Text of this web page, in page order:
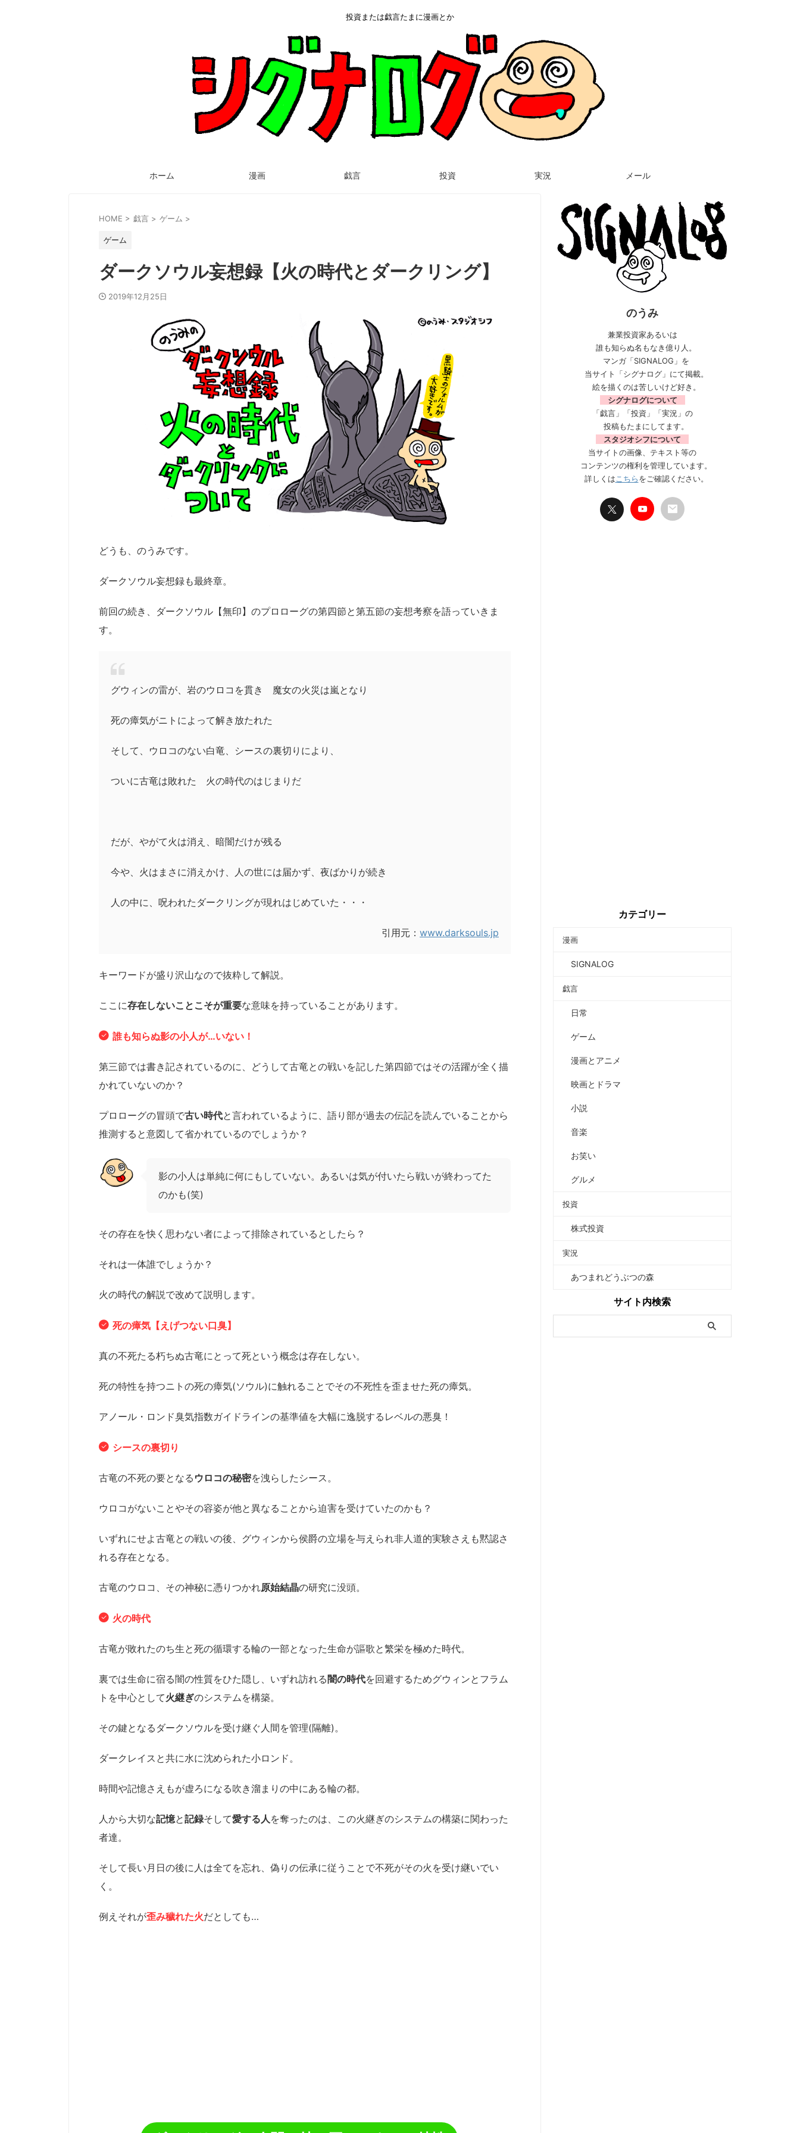
投資または戯言たまに漫画とか
ホーム 漫画 戯言 投資 実況 メール
HOME > 戯言 > ゲーム >
ゲーム
ダークソウル妄想録【火の時代とダークリング】
2019年12月25日
どうも、のうみです。
ダークソウル妄想録も最終章。
前回の続き、ダークソウル【無印】のプロローグの第四節と第五節の妄想考察を語っていきま
す。
グウィンの雷が、岩のウロコを貫き 魔女の火災は嵐となり
死の瘴気がニトによって解き放たれた
そして、ウロコのない白竜、シースの裏切りにより、
ついに古竜は敗れた 火の時代のはじまりだ
だが、やがて火は消え、暗闇だけが残る
今や、火はまさに消えかけ、人の世には届かず、夜ばかりが続き
人の中に、呪われたダークリングが現れはじめていた・・・
引用元： www.darksouls.jp
キーワードが盛り沢山なので抜粋して解説。
ここに存在しないことこそが重要な意味を持っていることがあります。
誰も知らぬ影の小人が…いない！
第三節では書き記されているのに、どうして古竜との戦いを記した第四節ではその活躍が全く描
かれていないのか？
プロローグの冒頭で古い時代と言われているように、語り部が過去の伝記を読んでいることから
推測すると意図して省かれているのでしょうか？
影の小人は単純に何にもしていない。あるいは気が付いたら戦いが終わってた
のかも(笑)
その存在を快く思わない者によって排除されているとしたら？
それは一体誰でしょうか？
火の時代の解説で改めて説明します。
死の瘴気【えげつない口臭】
真の不死たる朽ちぬ古竜にとって死という概念は存在しない。
死の特性を持つニトの死の瘴気(ソウル)に触れることでその不死性を歪ませた死の瘴気。
アノール・ロンド臭気指数ガイドラインの基準値を大幅に逸脱するレベルの悪臭！
シースの裏切り
古竜の不死の要となる ウロコの秘密を洩らしたシース。
ウロコがないことやその容姿が他と異なることから迫害を受けていたのかも？
いずれにせよ古竜との戦いの後、グウィンから侯爵の立場を与えられ非人道的実験さえも黙認さ
れる存在となる。
古竜のウロコ、その神秘に憑りつかれ原始結晶の研究に没頭。
火の時代
古竜が敗れたのち生と死の循環する輪の一部となった生命が謳歌と繁栄を極めた時代。
裏では生命に宿る闇の性質をひた隠し、いずれ訪れる 闇の時代を回避するためグウィンとフラム
トを中心として火継ぎのシステムを構築。
その鍵となるダークソウルを受け継ぐ人間を管理(隔離)。
ダークレイスと共に水に沈められた小ロンド。
時間や記憶さえもが虚ろになる吹き溜まりの中にある輪の都。
人から大切な記憶と記録そして愛する人を奪ったのは、この火継ぎのシステムの構築に関わった
者達。
そして長い月日の後に人は全てを忘れ、偽りの伝承に従うことで不死がその火を受け継いでい
く。
例えそれが歪み穢れた火だとしても…
のうみ
兼業投資家あるいは
誰も知らぬ名もなき億り人。
マンガ「SIGNALOG」を
当サイト「シグナログ」にて掲載。
絵を描くのは苦しいけど好き。
シグナログについて
「戯言」「投資」「実況」の
投稿もたまにしてます。
スタジオシフについて
当サイトの画像、テキスト等の
コンテンツの権利を管理しています。
詳しくは こちらをご確認ください。
カテゴリー
漫画
SIGNALOG
戯言
日常
ゲーム
漫画とアニメ
映画とドラマ
小説
音楽
お笑い
グルメ
投資
株式投資
実況
あつまれどうぶつの森
サイト内検索